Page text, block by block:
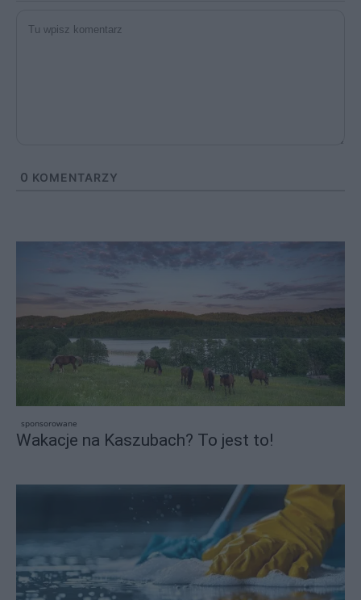
0 KOMENTARZY
sponsorowane
Wakacje na Kaszubach? To jest to!